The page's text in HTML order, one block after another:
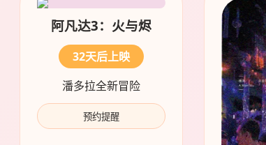
阿凡达3：火与烬
32天后上映
潘多拉全新冒险
预约提醒